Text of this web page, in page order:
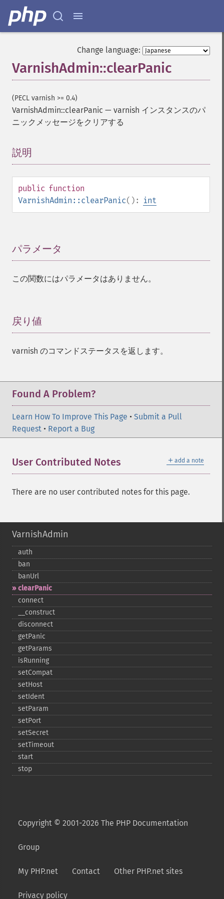
Change language:
VarnishAdmin::clearPanic
(PECL varnish >= 0.4)
VarnishAdmin::clearPanic — varnish インスタンスのパ
ニックメッセージをクリアする
説明
public function
VarnishAdmin::clearPanic(): int
パラメータ
この関数にはパラメータはありません。
戻り値
varnish のコマンドステータスを返します。
Found A Problem?
Learn How To Improve This Page • Submit a Pull
Request • Report a Bug
＋ add a note
User Contributed Notes
There are no user contributed notes for this page.
VarnishAdmin
auth
ban
banUrl
clearPanic
connect
_​_​construct
disconnect
getPanic
getParams
isRunning
setCompat
setHost
setIdent
setParam
setPort
setSecret
setTimeout
start
stop
Copyright © 2001-2026 The PHP Documentation
Group
My PHP.net Contact Other PHP.net sites
Privacy policy